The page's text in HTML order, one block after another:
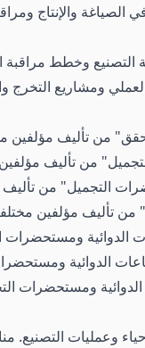
والإنتاج
التصنيع وخطط مراقبة
ومشاريع التخرج
من تأليف مؤلفين
من تأليف
التجميل" من
من تأليف مؤلفين
الدوائية ومستحضرات
الدوائية
ومستحضرات
وعمليات